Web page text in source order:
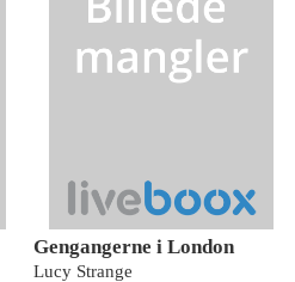
Gengangerne i London
Lucy Strange